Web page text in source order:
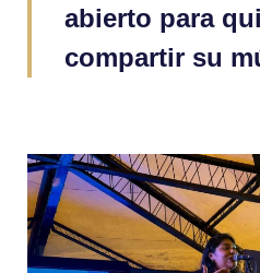
abierto para
compartir su